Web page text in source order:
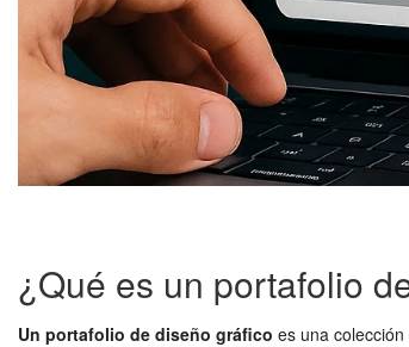
¿Qué es un portafolio
Un portafolio de diseño gráfico es una